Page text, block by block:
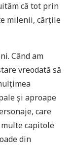
că tot prin
milenii, cărțile
Când am
vreodată să
și aproape
care
capitole
din